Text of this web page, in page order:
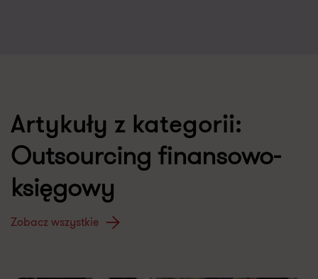
Artykuły z kategorii:
Outsourcing finansowo-
księgowy
Zobacz wszystkie